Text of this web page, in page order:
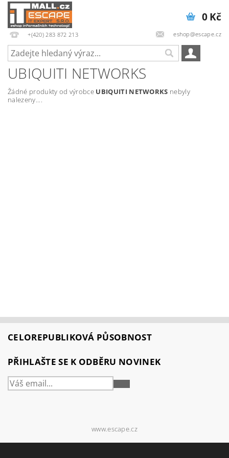
+(420) 283 872 213 eshop@escape.cz
0 Kč
UBIQUITI NETWORKS
Žádné produkty od výrobce UBIQUITI NETWORKS nebyly
nalezeny....
CELOREPUBLIKOVÁ PŮSOBNOST
PŘIHLAŠTE SE K ODBĚRU NOVINEK
PŘIHLÁSIT
www.escape.cz